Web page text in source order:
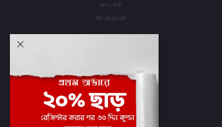
ব্লগ পোস্ট
টিম বইয়ের হাট
প্রবেশ করুন
অর্ডার ইতিহাস
আমার ইচ্ছাগুলি
অর্ডার ট্র্যাকিং